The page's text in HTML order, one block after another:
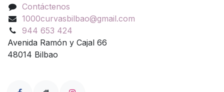
Contáctenos
1000curvasbilbao@gmail.com
944 653 424
Avenida Ramón y Cajal 66
48014 Bilbao